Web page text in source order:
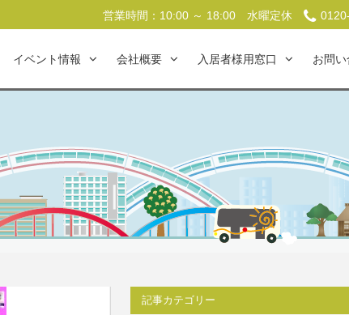
営業時間：10:00 ～ 18:00 水曜定休
イベント情報 会社概要 入居者様用窓口 お問
記事カテゴリー